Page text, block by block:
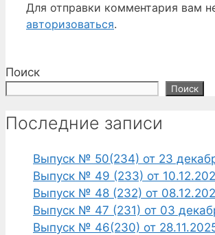
Для отправки комментария вам
авторизоваться.
Поиск
Поиск
Последние записи
Выпуск № 50(234) от 23
Выпуск № 49 (233) от
Выпуск № 48 (232) от
Выпуск № 47 (231) от 03
Выпуск № 46(230) от